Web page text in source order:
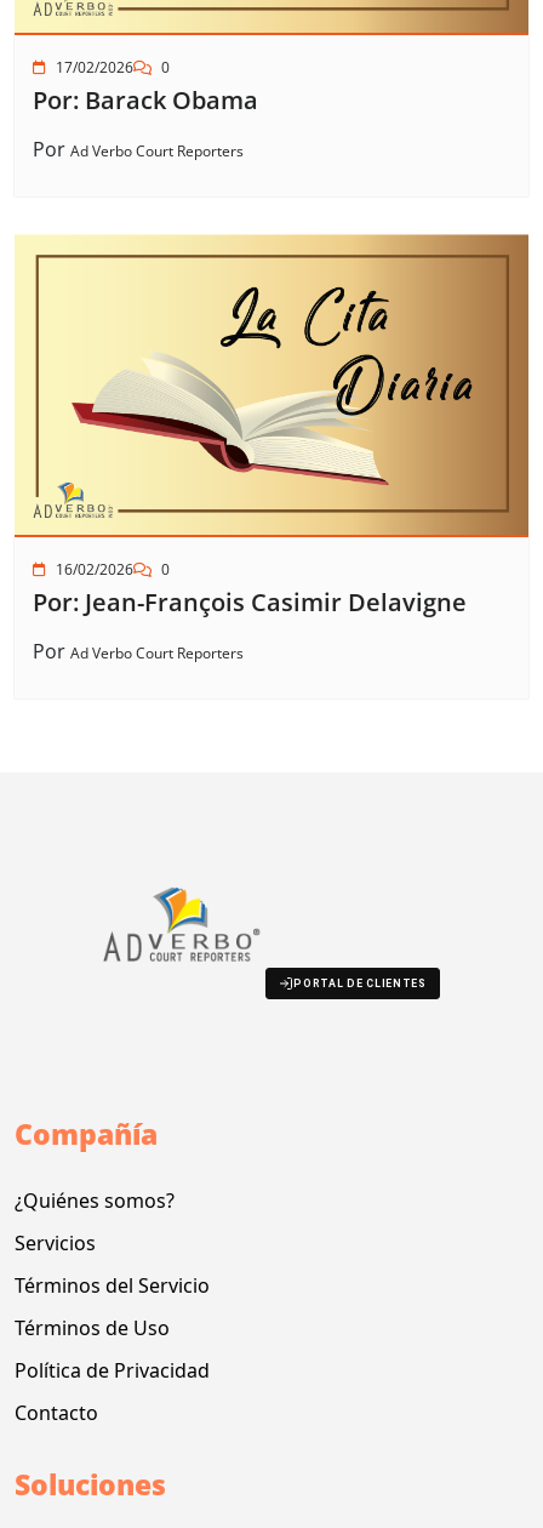
17/02/2026 0
Por: Barack Obama
Por Ad Verbo Court Reporters
16/02/2026 0
Por: Jean-François Casimir Delavigne
Por Ad Verbo Court Reporters
PORTAL DE CLIENTES
Compañía
¿Quiénes somos?
Servicios
Términos del Servicio
Términos de Uso
Política de Privacidad
Contacto
Soluciones